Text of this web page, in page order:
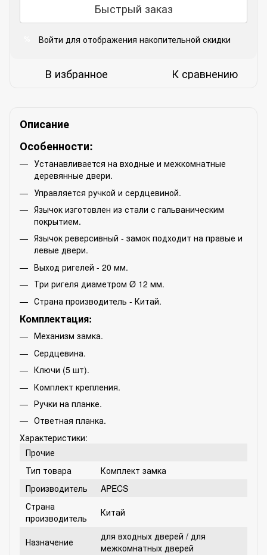
Быстрый заказ
Войти для отображения накопительной скидки
В избранное К сравнению
Описание
Особенности:
Устанавливается на входные и межкомнатные
деревянные двери.
Управляется ручкой и сердцевиной.
Язычок изготовлен из стали с гальваническим
покрытием.
Язычок реверсивный - замок подходит на правые и
левые двери.
Выход ригелей - 20 мм.
Три ригеля диаметром Ø 12 мм.
Страна производитель - Китай.
Комплектация:
Механизм замка.
Сердцевина.
Ключи (5 шт).
Комплект крепления.
Ручки на планке.
Ответная планка.
Характеристики:
Прочие
Тип товара
Комплект замка
Производитель
APECS
Страна
производитель
Китай
Назначение для входных дверей / для
межкомнатных дверей